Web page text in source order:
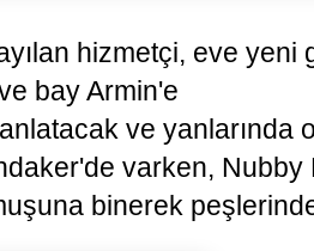
hizmetçi, eve
bay Armin'e
ve yanlarında
varken, Nubby
binerek